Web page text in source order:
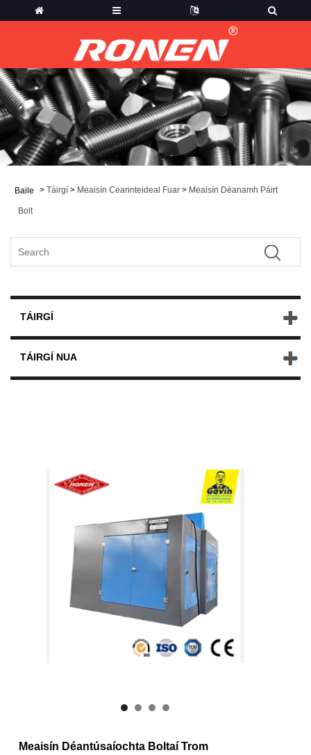
Baile > Táirgí > Meaisín Ceannteideal Fuar > Meaisín Déanamh Páirt
Bolt
TÁIRGÍ
TÁIRGÍ NUA
Meaisín Déantúsaíochta Boltaí Trom